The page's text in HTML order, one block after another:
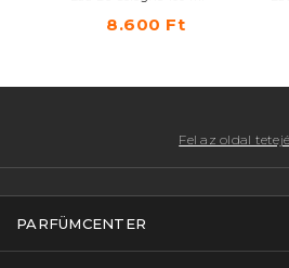
8.600 Ft
Fel az oldal
PARFÜMCENTER